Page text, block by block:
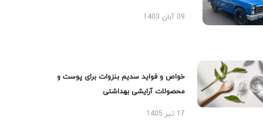
09 آبان 1403
خواص و فواید سدیم بنزوات برای پوست و
محصولات آرایشی بهداشتی
17 تیر 1405